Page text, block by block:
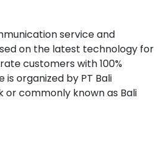
service and
on the latest technology for
customers with 100%
organized by PT Bali
or commonly known as Bali